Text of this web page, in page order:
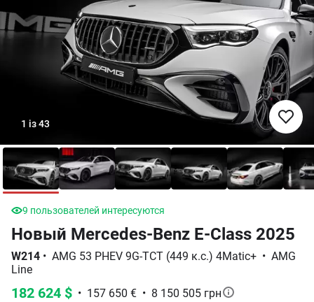
1 із43
21додавання в избранное
Новый Mercedes-Benz E-Class 2025
W214 • AMG 53 PHEV 9G-TCT (449 к.с.) 4Matic+ • AMG
Line
182 624 $ • 157 650 € • 8 150 505 грн